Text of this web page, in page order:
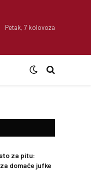
Petak, 7 kolovoza
za pitu:
domaće jufke